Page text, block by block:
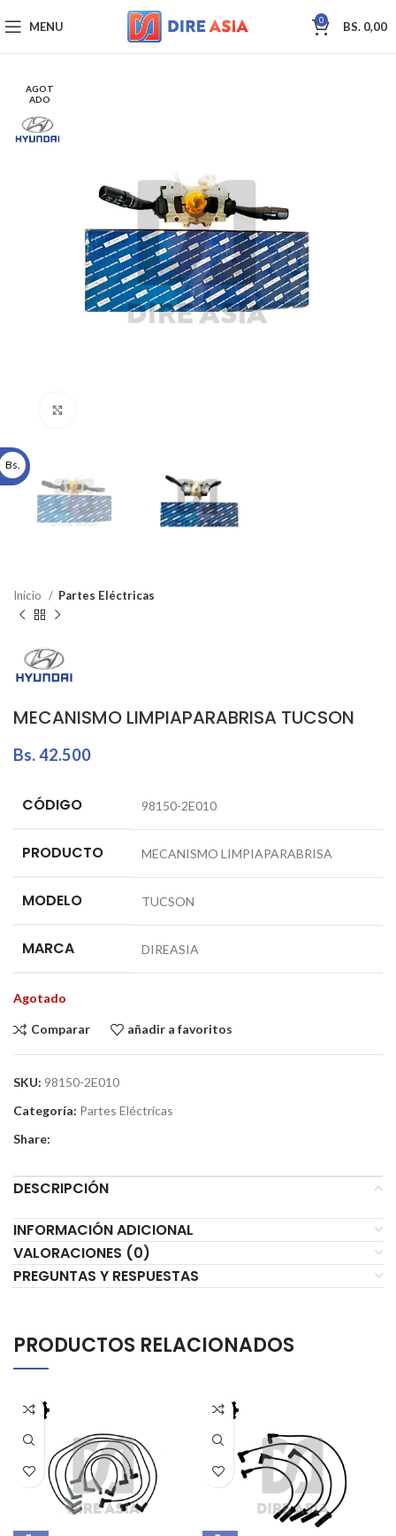
MENU 0 BS. 0,00
AGOT
ADO
Inicio Partes Eléctricas
MECANISMO LIMPIAPARABRISA TUCSON
Bs.42.500
CÓDIGO 98150-2E010
PRODUCTO MECANISMO LIMPIAPARABRISA
MODELO TUCSON
MARCA DIREASIA
Agotado
Comparar añadir a favoritos
SKU: 98150-2E010
Categoría: Partes Eléctricas
Share:
DESCRIPCIÓN
INFORMACIÓN ADICIONAL
VALORACIONES (0)
PREGUNTAS Y RESPUESTAS
PRODUCTOS RELACIONADOS
Bs.